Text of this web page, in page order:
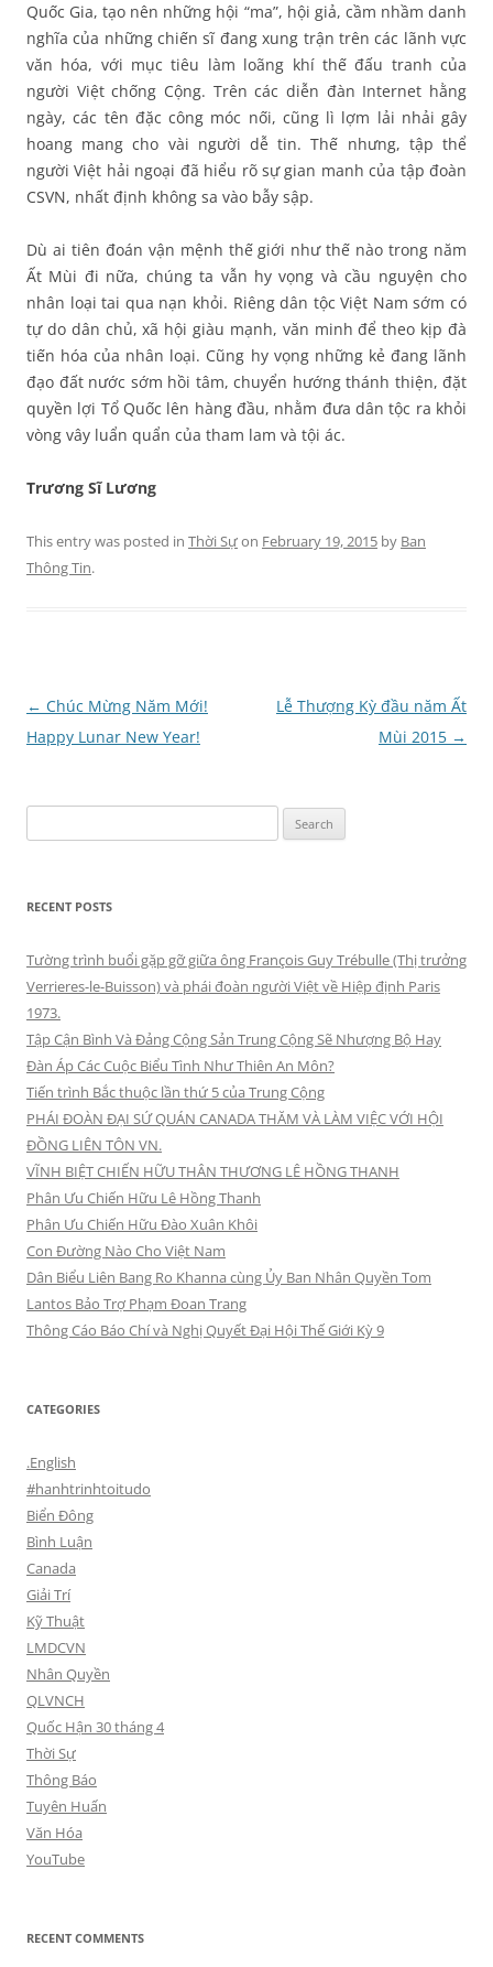
Quốc Gia, tạo nên những hội “ma”, hội giả, cầm nhầm danh
nghĩa của những chiến sĩ đang xung trận trên các lãnh vực
văn hóa, với mục tiêu làm loãng khí thế đấu tranh của
người Việt chống Cộng. Trên các diễn đàn Internet hằng
ngày, các tên đặc công móc nối, cũng lì lợm lải nhải gây
hoang mang cho vài người dễ tin. Thế nhưng, tập thể
người Việt hải ngoại đã hiểu rõ sự gian manh của tập đoàn
CSVN, nhất định không sa vào bẫy sập.
Dù ai tiên đoán vận mệnh thế giới như thế nào trong năm
Ất Mùi đi nữa, chúng ta vẫn hy vọng và cầu nguyện cho
nhân loại tai qua nạn khỏi. Riêng dân tộc Việt Nam sớm có
tự do dân chủ, xã hội giàu mạnh, văn minh để theo kịp đà
tiến hóa của nhân loại. Cũng hy vọng những kẻ đang lãnh
đạo đất nước sớm hồi tâm, chuyển hướng thánh thiện, đặt
quyền lợi Tổ Quốc lên hàng đầu, nhằm đưa dân tộc ra khỏi
vòng vây luẩn quẩn của tham lam và tội ác.
Trương Sĩ Lương
This entry was posted in Thời Sựon February 19, 2015 by Ban
Thông Tin.
Post
navigation
← Chúc Mừng Năm Mới!
Happy Lunar New Year!
Lễ Thượng Kỳ đầu năm Ất
Mùi 2015 →
for:
RECENT POSTS
Tường trình buổi gặp gỡ giữa ông François Guy Trébulle (Thị trưởng
Verrieres-le-Buisson) và phái đoàn người Việt về Hiệp định Paris
1973.
Tập Cận Bình Và Đảng Cộng Sản Trung Cộng Sẽ Nhượng Bộ Hay
Đàn Áp Các Cuộc Biểu Tình Như Thiên An Môn?
Tiến trình Bắc thuộc lần thứ 5 của Trung Cộng
PHÁI ĐOÀN ĐẠI SỨ QUÁN CANADA THĂM VÀ LÀM VIỆC VỚI HỘI
ĐỒNG LIÊN TÔN VN.
VĨNH BIỆT CHIẾN HỮU THÂN THƯƠNG LÊ HỒNG THANH
Phân Ưu Chiến Hữu Lê Hồng Thanh
Phân Ưu Chiến Hữu Đào Xuân Khôi
Con Đường Nào Cho Việt Nam
Dân Biểu Liên Bang Ro Khanna cùng Ủy Ban Nhân Quyền Tom
Lantos Bảo Trợ Phạm Đoan Trang
Thông Cáo Báo Chí và Nghị Quyết Đại Hội Thế Giới Kỳ 9
CATEGORIES
.English
#hanhtrinhtoitudo
Biển Đông
Bình Luận
Canada
Giải Trí
Kỹ Thuật
LMDCVN
Nhân Quyền
QLVNCH
Quốc Hận 30 tháng 4
Thời Sự
Thông Báo
Tuyên Huấn
Văn Hóa
YouTube
RECENT COMMENTS